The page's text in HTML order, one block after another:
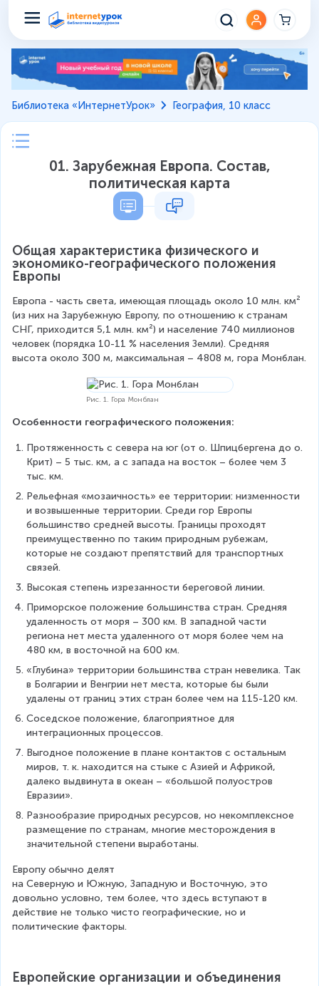
Библиотека «ИнтернетУрок» География, 10 класс
01. Зарубежная Европа. Состав,
политическая карта
Общая характеристика физического и
экономико-географического положения
Европы
Европа - часть света, имеющая площадь около 10 млн. км²
(из них на Зарубежную Европу, по отношению к странам
СНГ, приходится 5,1 млн. км²) и население 740 миллионов
человек (порядка 10-11 % населения Земли). Средняя
высота около 300 м, максимальная – 4808 м, гора Монблан.
Рис. 1. Гора Монблан
Особенности географического положения:
Протяженность с севера на юг (от о. Шпицбергена до о.
Крит) – 5 тыс. км, а с запада на восток – более чем 3
тыс. км.
Рельефная «мозаичность» ее территории: низменности
и возвышенные территории. Среди гор Европы
большинство средней высоты. Границы проходят
преимущественно по таким природным рубежам,
которые не создают препятствий для транспортных
связей.
Высокая степень изрезанности береговой линии.
Приморское положение большинства стран. Средняя
удаленность от моря – 300 км. В западной части
региона нет места удаленного от моря более чем на
480 км, в восточной на 600 км.
«Глубина» территории большинства стран невелика. Так
в Болгарии и Венгрии нет места, которые бы были
удалены от границ этих стран более чем на 115-120 км.
Соседское положение, благоприятное для
интеграционных процессов.
Выгодное положение в плане контактов с остальным
миров, т. к. находится на стыке с Азией и Африкой,
далеко выдвинута в океан – «большой полуостров
Евразии».
Разнообразие природных ресурсов, но некомплексное
размещение по странам, многие месторождения в
значительной степени выработаны.
Европу обычно делят
на Северную и Южную, Западную и Восточную, это
довольно условно, тем более, что здесь вступают в
действие не только чисто географические, но и
политические факторы.
Европейские организации и объединения